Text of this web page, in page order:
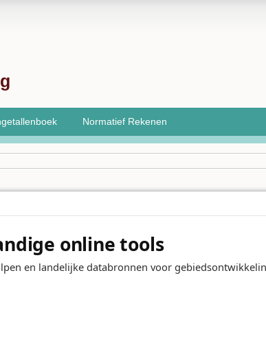
Normatief Rekenen
online tools
en landelijke databronnen voor